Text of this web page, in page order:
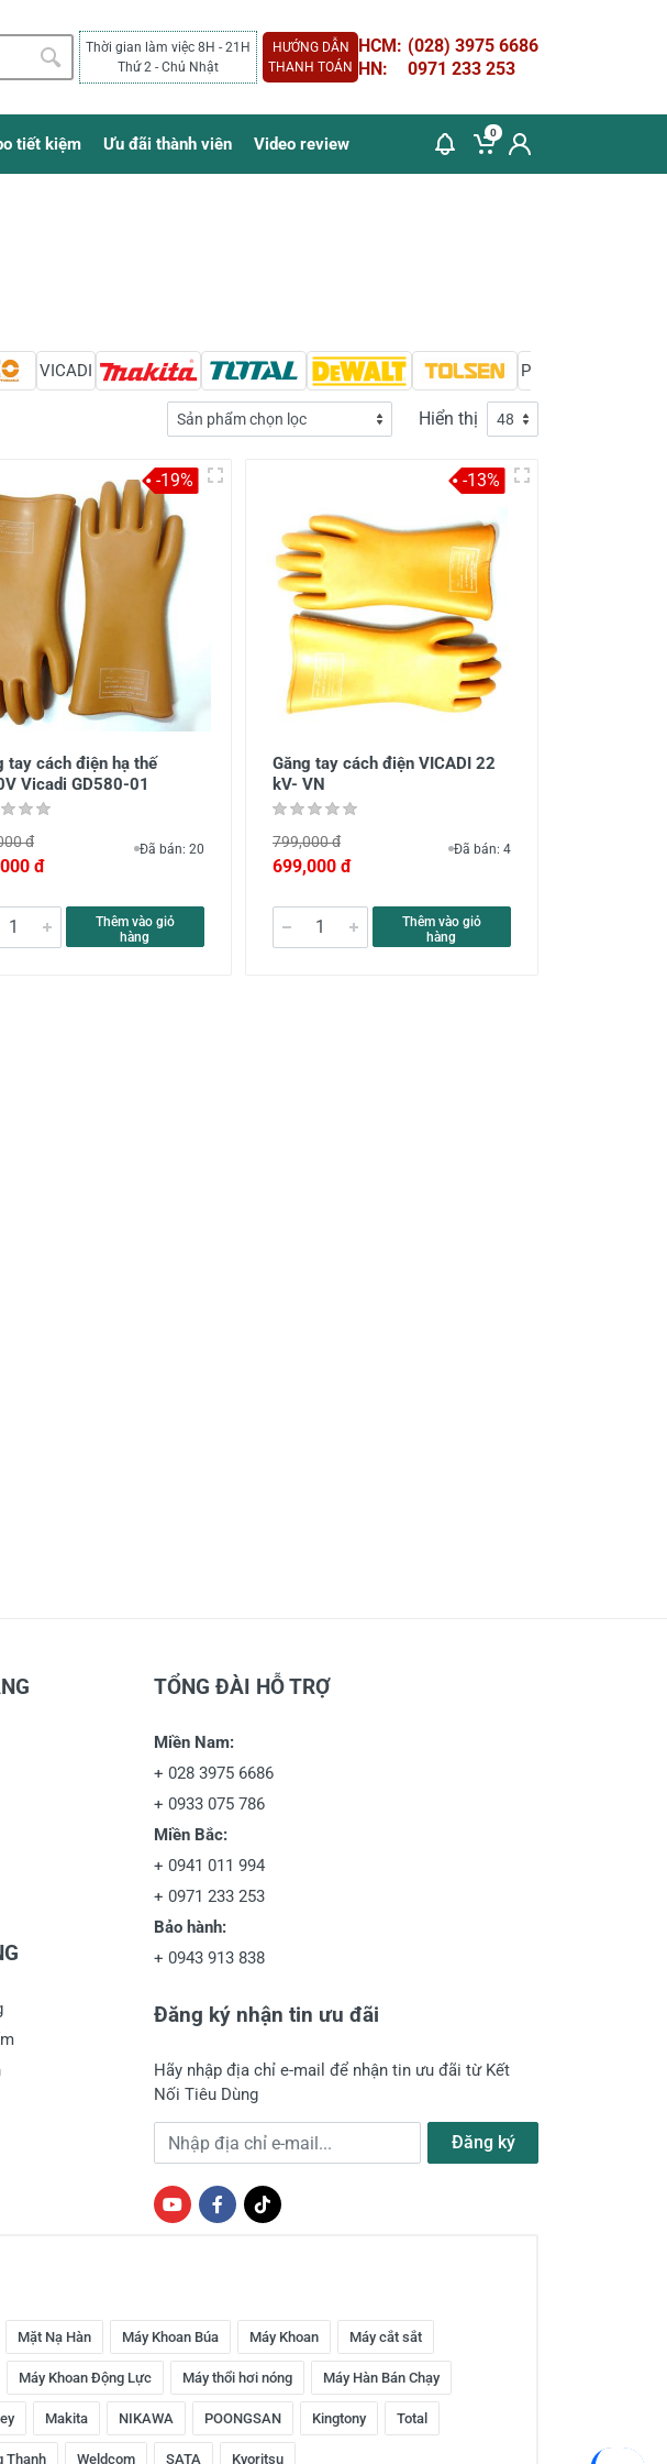
Thời gian làm việc 8H - 21H
Thứ 2 - Chủ Nhật
HƯỚNG DẪN
THANH TOÁN
HCM: (028) 3975 6686
HN:
0971 233 253
tiết kiệm Ưu đãi thành viên Video review
0
VICADI Proguard
Hiển thị
tay cách điện hạ thế
Vicadi GD580-01
đ
đ
Đã bán: 20
Thêm vào giỏ
hàng
-19%
Găng tay cách điện VICADI 22
kV- VN
799,000 đ
699,000 đ
Đã bán: 4
Thêm vào giỏ
hàng
-13%
TỔNG ĐÀI HỖ TRỢ
Miền Nam:
+ 028 3975 6686
+ 0933 075 786
Miền Bắc:
+ 0941 011 994
+ 0971 233 253
Bảo hành:
+ 0943 913 838
Đăng ký nhận tin ưu đãi
Hãy nhập địa chỉ e-mail để nhận tin ưu đãi từ Kết
Nối Tiêu Dùng
Địa chỉ e-mail Đăng ký
Mặt Nạ Hàn Máy Khoan Búa Máy Khoan Máy cắt sắt
Máy Khoan Động Lực Máy thổi hơi nóng Máy Hàn Bán Chạy
Makita NIKAWA POONGSAN Kingtony Total
Thạnh Weldcom SATA Kyoritsu